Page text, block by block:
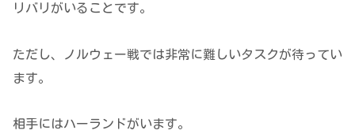
リバリがいることです。
ただし、ノルウェー戦では非常に難しいタスクが待ってい
ます。
相手にはハーランドがいます。